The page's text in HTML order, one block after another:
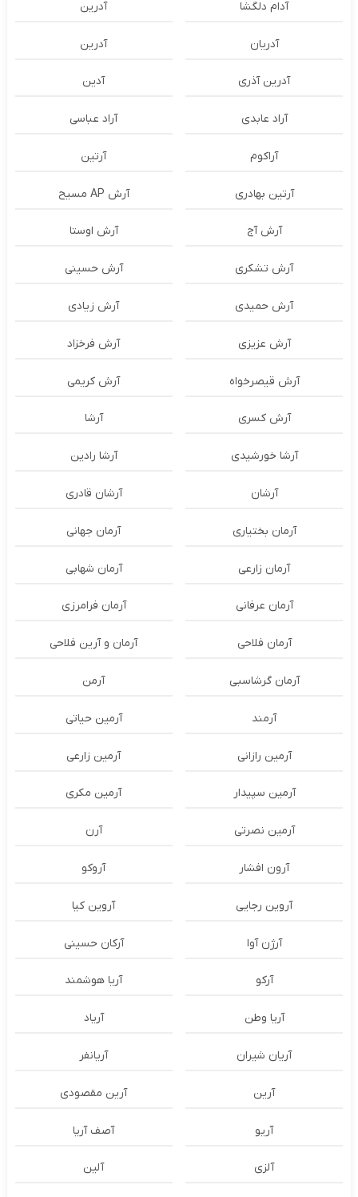
آدام دلگشا آدرين
آدریان آدرین
آدرین آذری آدین
آراد عابدی آراد عباسی
آراکوم آرتین
آرتین بهادری آرش AP مسیح
آرش آج آرش اوستا
آرش تشکری آرش حسینی
آرش حمیدی آرش زیادی
آرش عزیزی آرش فرخزاد
آرش قیصرخواه آرش کریمی
آرش کسری آرشا
آرشا خورشیدی آرشا رادین
آرشان آرشان قادری
آرمان بختیاری آرمان جهانی
آرمان زارعی آرمان شهابی
آرمان عرفانی آرمان فرامرزی
آرمان فلاحی آرمان و آرین فلاحی
آرمان گرشاسبی آرمن
آرمند آرمین حیاتی
آرمین رازانی آرمین زارعی
آرمین سپیدار آرمین مکری
آرمین نصرتی آرن
آرون افشار آروکو
آروین رجایی آروین کیا
آرژن آوا آرکان حسینی
آرکو آریا هوشمند
آریا وطن آریاد
آریان شیران آریانفر
آرین آرین مقصودی
آریو آصف آریا
آلزی آلین